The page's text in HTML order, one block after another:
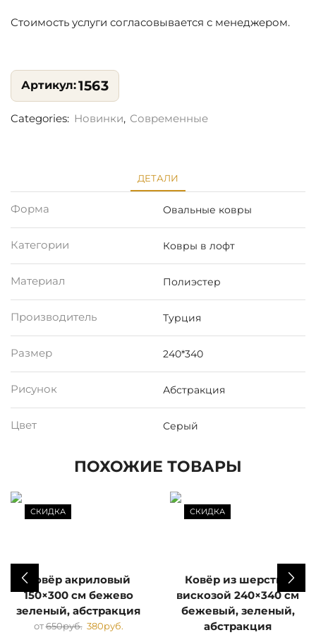
Стоимость услуги согласовывается с менеджером.
1563
Categories: Новинки, Современные
ДЕТАЛИ
Форма Овальные ковры
Категории Ковры в лофт
Материал Полиэстер
Производитель Турция
Размер 240*340
Рисунок Абстракция
Цвет Серый
ПОХОЖИЕ ТОВАРЫ
СКИДКА
Ковёр акриловый
150×300 см бежево
зеленый, абстракция
от650руб. 380руб.
СКИДКА
Ковёр из шерсть с
вискозой 240×340 см
бежевый, зеленый,
абстракция